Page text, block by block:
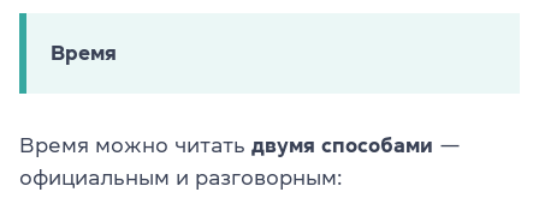
Время
Время можно читать двумя способами —
официальным и разговорным: